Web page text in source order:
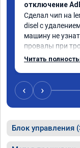
отключение
Сделал чип на
disel с
машину не
провалы при
незнаю, время
Читать
‹ ›
Блок управления